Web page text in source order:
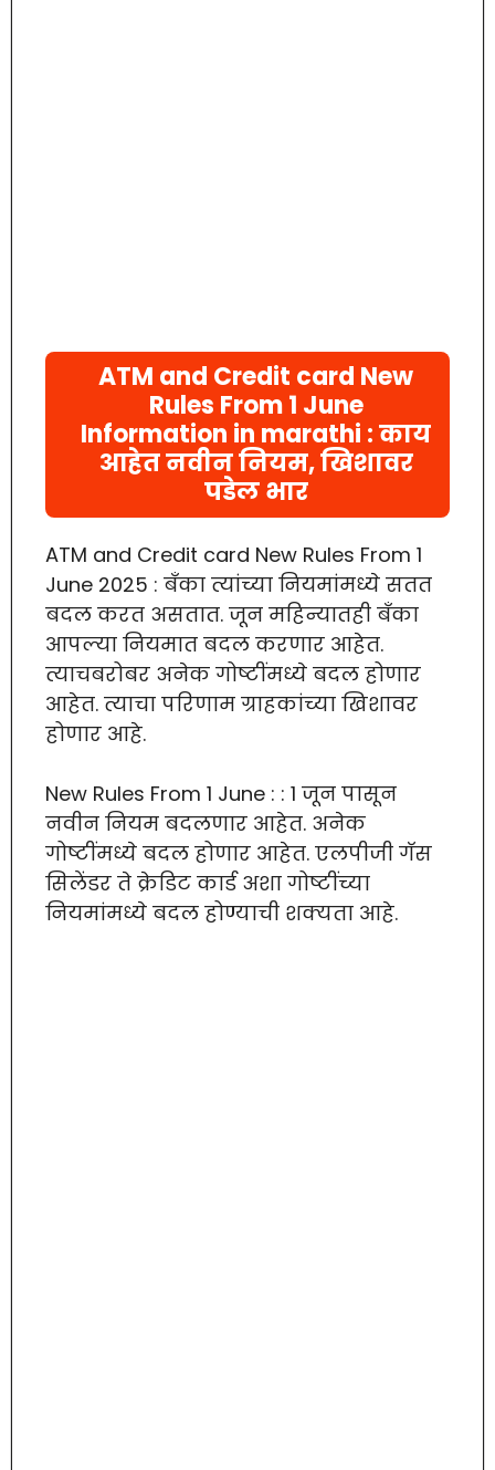
ATM and Credit card New
Rules From 1 June
Information in marathi : काय
आहेत नवीन नियम, खिशावर
पडेल भार
ATM and Credit card New Rules From 1
June 2025 : बँका त्यांच्या नियमांमध्ये सतत
बदल करत असतात. जून महिन्यातही बँका
आपल्या नियमात बदल करणार आहेत.
त्याचबरोबर अनेक गोष्टींमध्ये बदल होणार
आहेत. त्याचा परिणाम ग्राहकांच्या खिशावर
होणार आहे.
New Rules From 1 June : : 1 जून पासून
नवीन नियम बदलणार आहेत. अनेक
गोष्टींमध्ये बदल होणार आहेत. एलपीजी गॅस
सिलेंडर ते क्रेडिट कार्ड अशा गोष्टींच्या
नियमांमध्ये बदल होण्याची शक्यता आहे.